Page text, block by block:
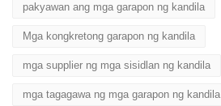
pakyawan ang mga garapon ng kandila
Mga kongkretong garapon ng kandila
mga supplier ng mga sisidlan ng kandila
mga tagagawa ng mga garapon ng kandila